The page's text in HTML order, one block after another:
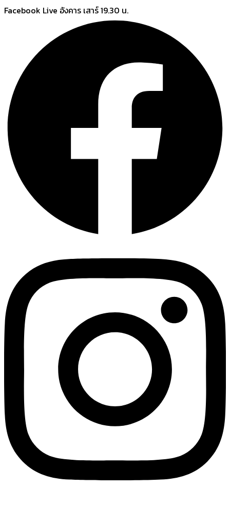
Skip
Facebook Live อังคาร เสาร์ 19.30 น.